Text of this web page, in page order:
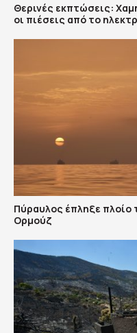
Θερινές εκπτώσεις:
οι πιέσεις από το
Πύραυλος έπληξε πλοίο
Ορμούζ